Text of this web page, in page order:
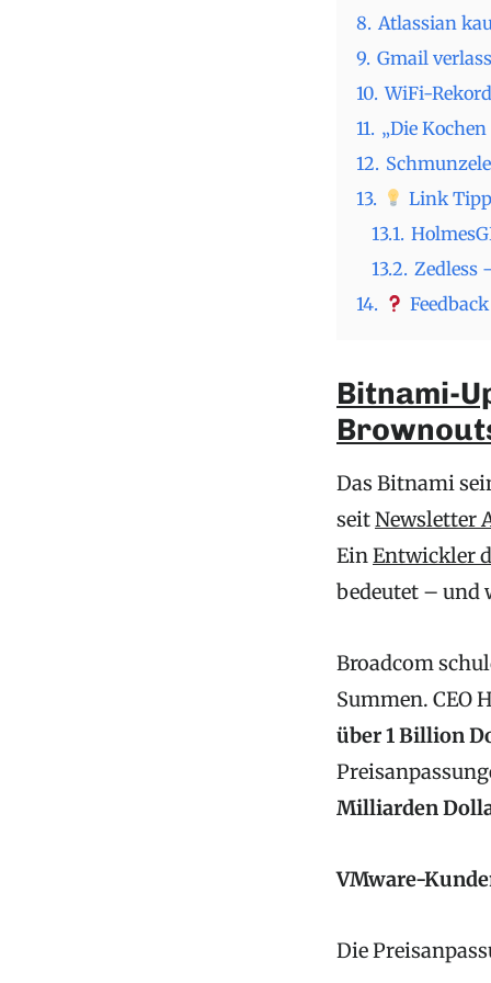
8. Atlassian
9. Gmail
10. WiFi-
11. „Die
12.
13.
Link
13.1.
13.2. Zedless
14.
Bitnami-
Das Bitnami
seitNewsletter
EinEntwickler
bedeutet – und
Broadcom
Summen. CEO
über 1 Billion
Milliarden
VMware-
Die